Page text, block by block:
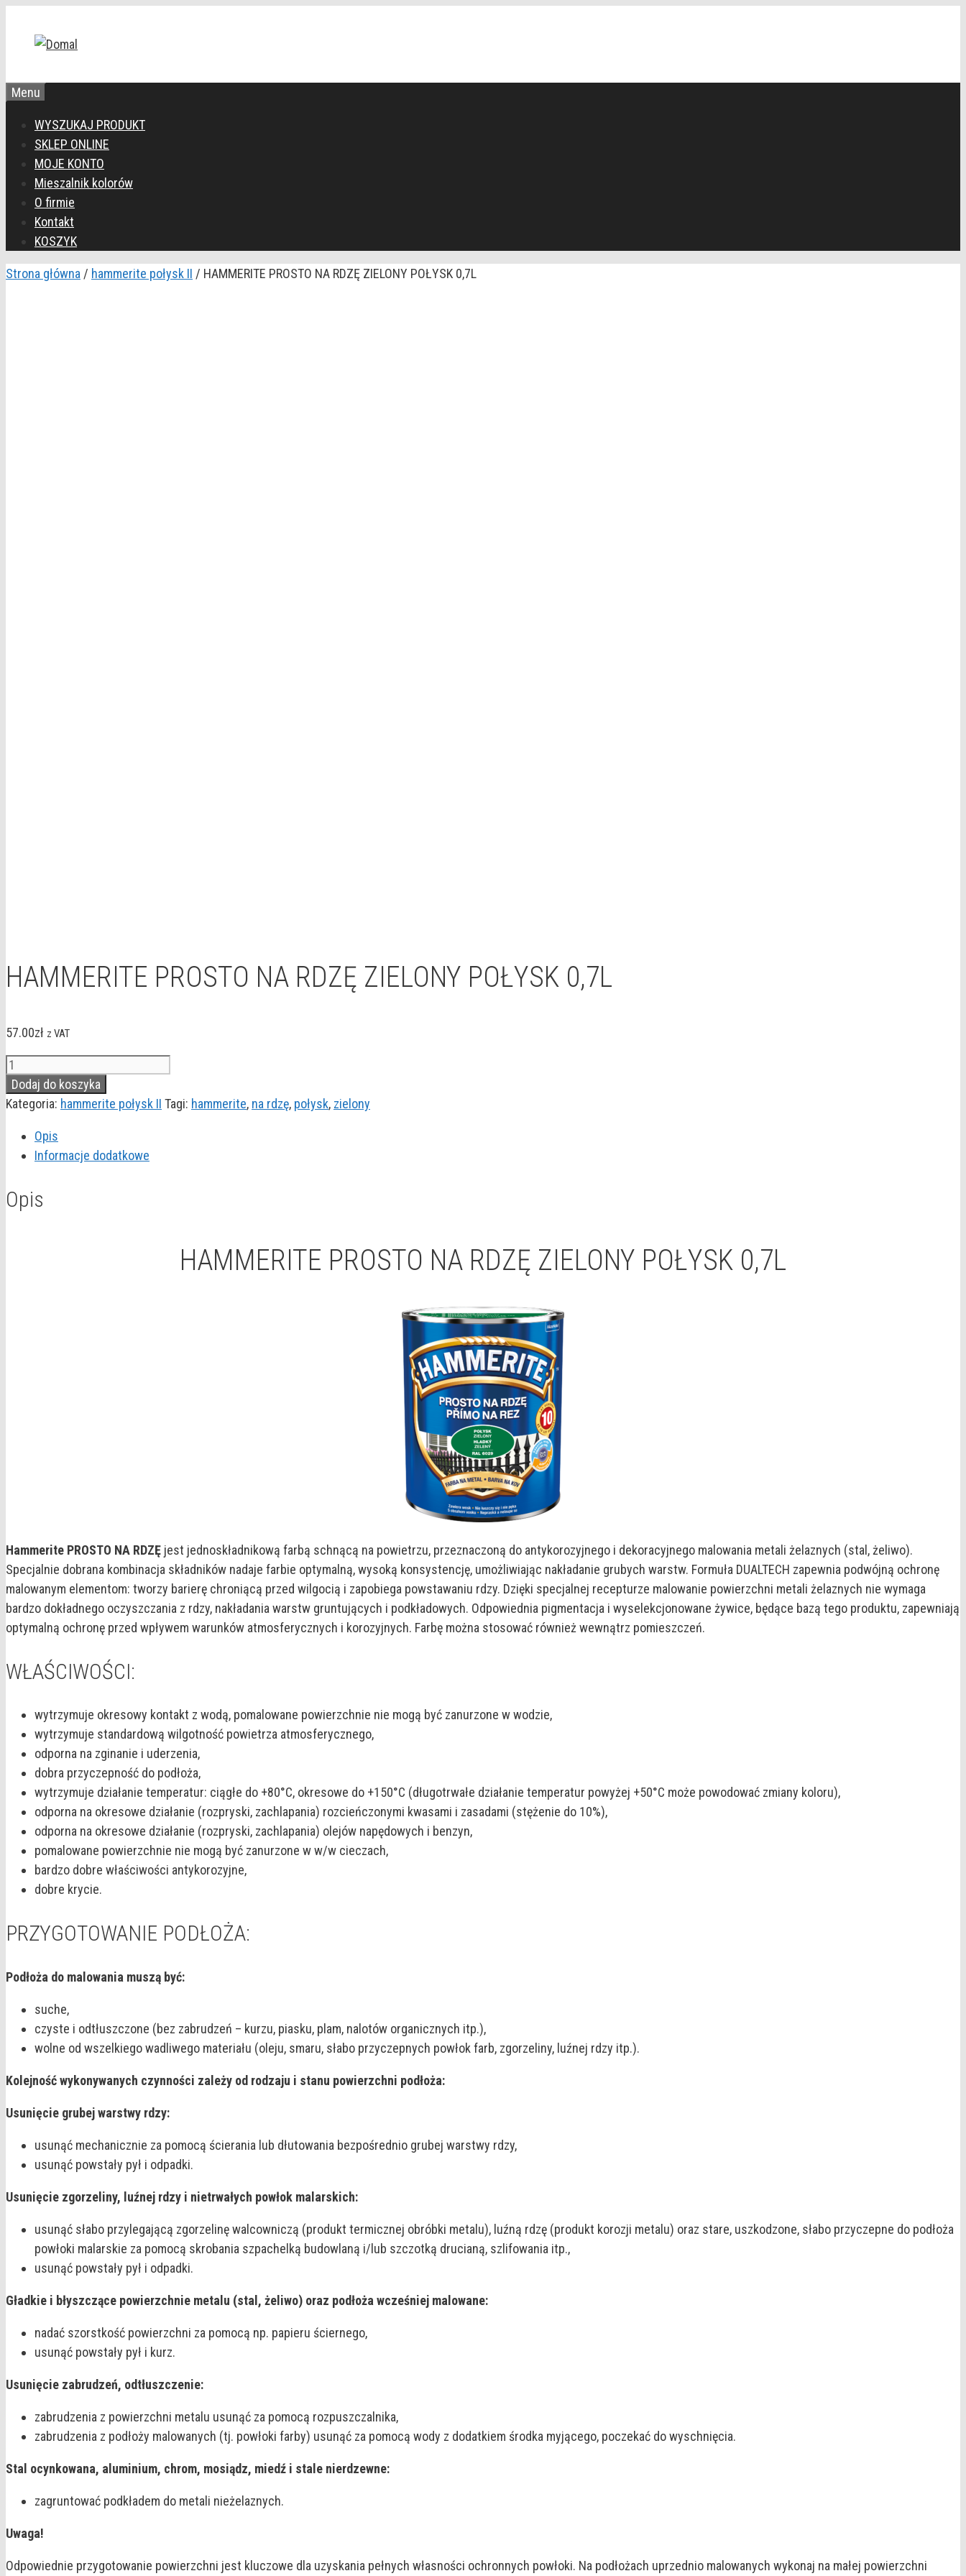
Menu
WYSZUKAJ PRODUKT
SKLEP ONLINE
MOJE KONTO
Mieszalnik kolorów
O firmie
Kontakt
KOSZYK
Strona główna / hammerite połysk II / HAMMERITE PROSTO NA RDZĘ ZIELONY POŁYSK 0,7L
HAMMERITE PROSTO NA RDZĘ ZIELONY POŁYSK 0,7L
57.00zł z VAT
ilość
HAMMERITE
PROSTO
RDZĘ
ZIELONY
0,7L
Dodaj do koszyka
Kategoria: hammerite połysk II Tagi: hammerite, na rdzę, połysk, zielony
Opis
Informacje dodatkowe
Opis
HAMMERITE PROSTO NA RDZĘ ZIELONY POŁYSK 0,7L
Hammerite PROSTO NA RDZĘ jest jednoskładnikową farbą schnącą na powietrzu, przeznaczoną do antykorozyjnego i dekoracyjnego malowania metali żelaznych (stal, żeliwo).
Specjalnie dobrana kombinacja składników nadaje farbie optymalną, wysoką konsystencję, umożliwiając nakładanie grubych warstw. Formuła DUALTECH zapewnia podwójną ochronę
malowanym elementom: tworzy barierę chroniącą przed wilgocią i zapobiega powstawaniu rdzy. Dzięki specjalnej recepturze malowanie powierzchni metali żelaznych nie wymaga
bardzo dokładnego oczyszczania z rdzy, nakładania warstw gruntujących i podkładowych. Odpowiednia pigmentacja i wyselekcjonowane żywice, będące bazą tego produktu, zapewniają
optymalną ochronę przed wpływem warunków atmosferycznych i korozyjnych. Farbę można stosować również wewnątrz pomieszczeń.
WŁAŚCIWOŚCI:
wytrzymuje okresowy kontakt z wodą, pomalowane powierzchnie nie mogą być zanurzone w wodzie,
wytrzymuje standardową wilgotność powietrza atmosferycznego,
odporna na zginanie i uderzenia,
dobra przyczepność do podłoża,
wytrzymuje działanie temperatur: ciągłe do +80°C, okresowe do +150°C (długotrwałe działanie temperatur powyżej +50°C może powodować zmiany koloru),
odporna na okresowe działanie (rozpryski, zachlapania) rozcieńczonymi kwasami i zasadami (stężenie do 10%),
odporna na okresowe działanie (rozpryski, zachlapania) olejów napędowych i benzyn,
pomalowane powierzchnie nie mogą być zanurzone w w/w cieczach,
bardzo dobre właściwości antykorozyjne,
dobre krycie.
PRZYGOTOWANIE PODŁOŻA:
Podłoża do malowania muszą być:
suche,
czyste i odtłuszczone (bez zabrudzeń – kurzu, piasku, plam, nalotów organicznych itp.),
wolne od wszelkiego wadliwego materiału (oleju, smaru, słabo przyczepnych powłok farb, zgorzeliny, luźnej rdzy itp.).
Kolejność wykonywanych czynności zależy od rodzaju i stanu powierzchni podłoża:
Usunięcie grubej warstwy rdzy:
usunąć mechanicznie za pomocą ścierania lub dłutowania bezpośrednio grubej warstwy rdzy,
usunąć powstały pył i odpadki.
Usunięcie zgorzeliny, luźnej rdzy i nietrwałych powłok malarskich:
usunąć słabo przylegającą zgorzelinę walcowniczą (produkt termicznej obróbki metalu), luźną rdzę (produkt korozji metalu) oraz stare, uszkodzone, słabo przyczepne do podłoża
powłoki malarskie za pomocą skrobania szpachelką budowlaną i/lub szczotką drucianą, szlifowania itp.,
usunąć powstały pył i odpadki.
Gładkie i błyszczące powierzchnie metalu (stal, żeliwo) oraz podłoża wcześniej malowane:
nadać szorstkość powierzchni za pomocą np. papieru ściernego,
usunąć powstały pył i kurz.
Usunięcie zabrudzeń, odtłuszczenie:
zabrudzenia z powierzchni metalu usunąć za pomocą rozpuszczalnika,
zabrudzenia z podłoży malowanych (tj. powłoki farby) usunąć za pomocą wody z dodatkiem środka myjącego, poczekać do wyschnięcia.
Stal ocynkowana, aluminium, chrom, mosiądz, miedź i stale nierdzewne:
zagruntować podkładem do metali nieżelaznych.
Uwaga!
Odpowiednie przygotowanie powierzchni jest kluczowe dla uzyskania pełnych własności ochronnych powłoki. Na podłożach uprzednio malowanych wykonaj na małej powierzchni